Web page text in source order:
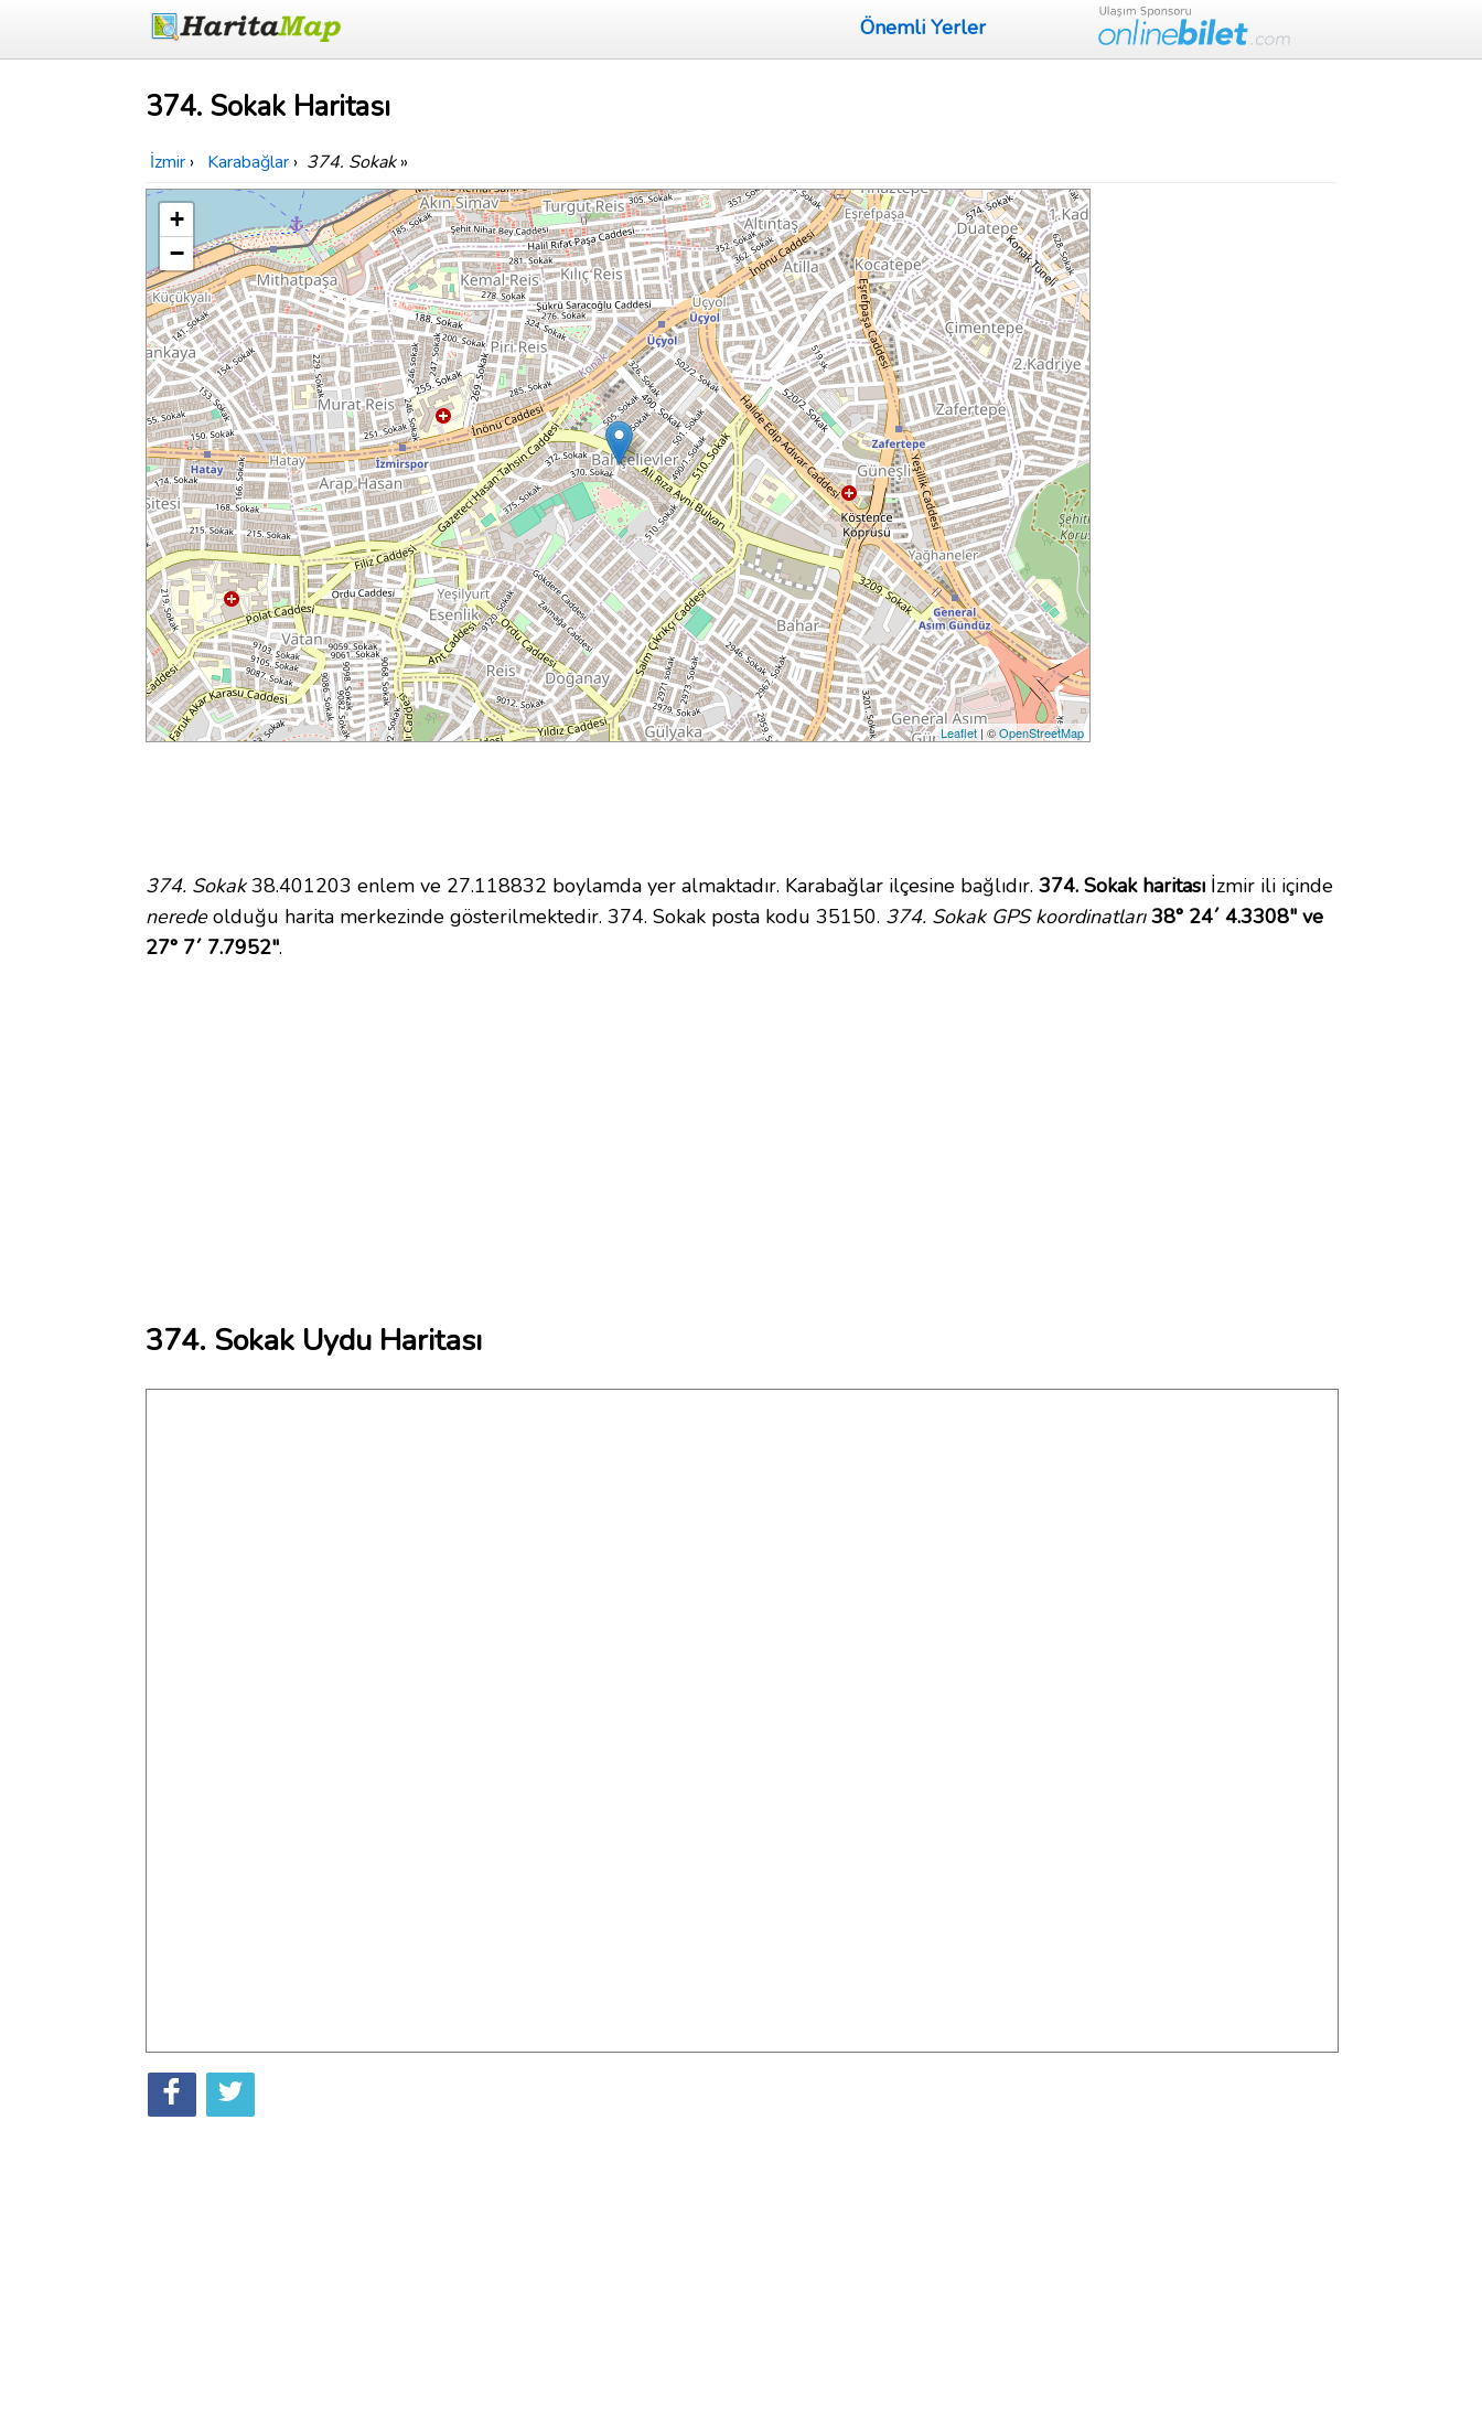
Önemli Yerler
374. Sokak Haritası
İzmir › Karabağlar › 374. Sokak»
+
−
Leaflet | ©OpenStreetMap
374. Sokak38.401203 enlem ve 27.118832 boylamda yer almaktadır. Karabağlar ilçesine bağlıdır. 374. Sokak haritası İzmir ili içinde
neredeolduğu harita merkezinde gösterilmektedir. 374. Sokak posta kodu 35150. 374. Sokak GPS koordinatları 38° 24´ 4.3308" ve
27° 7´ 7.7952".
374. Sokak Uydu Haritası